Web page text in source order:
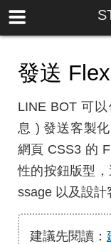
發送
LINE BOT 可
息 ) 發送客製
網頁 CSS3 的
性的按鈕版型
ssage 以及設計
建議先閱讀：